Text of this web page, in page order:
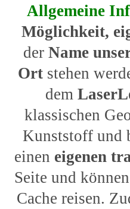
Allgemeine
Möglichkeit,
der Name
Ort stehen
dem
klassischen
Kunststoff und
einen eigenen
Seite und
Cache reisen.